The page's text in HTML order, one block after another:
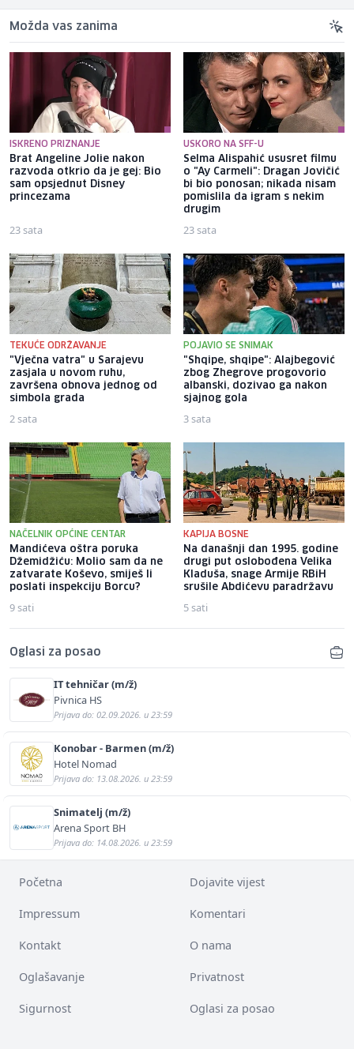
Možda vas zanima
ISKRENO PRIZNANJE
Brat Angeline Jolie nakon
razvoda otkrio da je gej: Bio
sam opsjednut Disney
princezama
23 sata
USKORO NA SFF-U
Selma Alispahić ususret filmu
o "Ay Carmeli": Dragan Jovičić
bi bio ponosan; nikada nisam
pomislila da igram s nekim
drugim
23 sata
TEKUĆE ODRŽAVANJE
"Vječna vatra" u Sarajevu
zasjala u novom ruhu,
završena obnova jednog od
simbola grada
2 sata
POJAVIO SE SNIMAK
"Shqipe, shqipe": Alajbegović
zbog Zhegrove progovorio
albanski, dozivao ga nakon
sjajnog gola
3 sata
NAČELNIK OPĆINE CENTAR
Mandićeva oštra poruka
Džemidžiću: Molio sam da ne
zatvarate Koševo, smiješ li
poslati inspekciju Borcu?
9 sati
KAPIJA BOSNE
Na današnji dan 1995. godine
drugi put oslobođena Velika
Kladuša, snage Armije RBiH
srušile Abdićevu paradržavu
5 sati
Oglasi za posao
IT tehničar (m/ž)
Pivnica HS
Prijava do: 02.09.2026. u 23:59
Konobar - Barmen (m/ž)
Hotel Nomad
Prijava do: 13.08.2026. u 23:59
Snimatelj (m/ž)
Arena Sport BH
Prijava do: 14.08.2026. u 23:59
Početna Dojavite vijest
Impressum Komentari
Kontakt O nama
Oglašavanje Privatnost
Sigurnost Oglasi za posao